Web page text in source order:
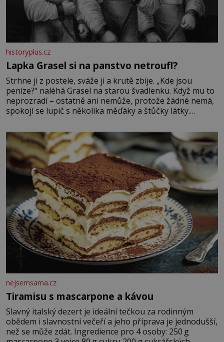
historyplus.cz
Lapka Grasel si na panstvo netroufl?
Strhne ji z postele, sváže ji a krutě zbije. „Kde jsou
peníze?“ naléhá Grasel na starou švadlenku. Když mu to
neprozradí – ostatně ani nemůže, protože žádné nemá,
spokojí se lupič s několika měďáky a štůčky látky.
krutý. Jeho činy budí hrůzu ještě dlouho po jeho smrti
nejsemsama.cz
Tiramisu s mascarpone a kávou
Slavný italský dezert je ideální tečkou za rodinným
obědem i slavnostní večeří a jeho příprava je jednodušší,
než se může zdát. Ingredience pro 4 osoby: 250 g